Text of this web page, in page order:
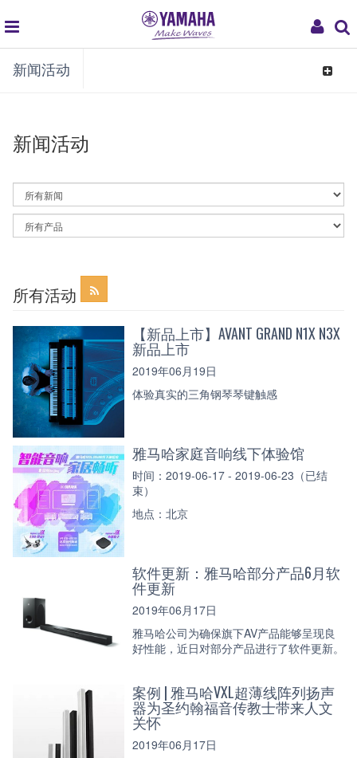
My
global
navigation
新闻活动
Toggle
新闻活动
By
News
Category
By
Article
所有活动
【新品上市】AVANT GRAND N1X N3X
新品上市
2019年06月19日
体验真实的三角钢琴琴键触感
雅马哈家庭音响线下体验馆
时间：2019-06-17 - 2019-06-23（已结
束）
地点：北京
软件更新：雅马哈部分产品6月软
件更新
2019年06月17日
雅马哈公司为确保旗下AV产品能够呈现良
好性能，近日对部分产品进行了软件更新。
案例 | 雅马哈VXL超薄线阵列扬声
器为圣约翰福音传教士带来人文
关怀
2019年06月17日